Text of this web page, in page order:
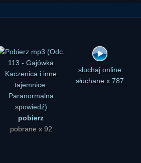
pobierz
pobrane x 92